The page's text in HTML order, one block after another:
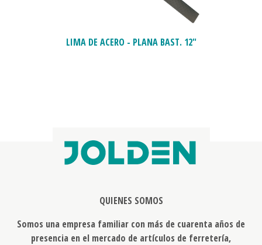
LIMA DE ACERO - PLANA BAST. 12"
QUIENES SOMOS
Somos una empresa familiar con más de cuarenta años de
presencia en el mercado de artículos de ferretería,